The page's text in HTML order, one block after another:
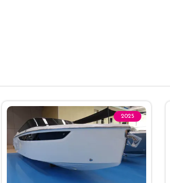
2025